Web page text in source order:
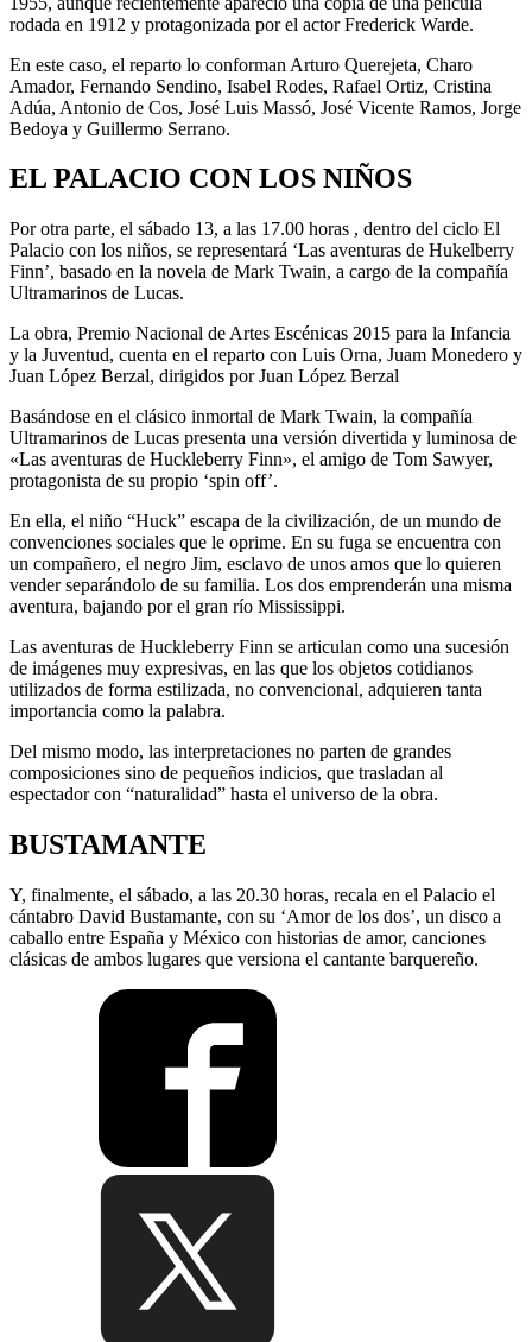
rodada en 1912 y protagonizada por el actor Frederick Warde.
En este caso, el reparto lo conforman Arturo Querejeta, Charo
Amador, Fernando Sendino, Isabel Rodes, Rafael Ortiz, Cristina
Adúa, Antonio de Cos, José Luis Massó, José Vicente Ramos, Jorge
Bedoya y Guillermo Serrano.
EL PALACIO CON LOS NIÑOS
Por otra parte, el sábado 13, a las 17.00 horas , dentro del ciclo El
Palacio con los niños, se representará ‘Las aventuras de Hukelberry
Finn’, basado en la novela de Mark Twain, a cargo de la compañía
Ultramarinos de Lucas.
La obra, Premio Nacional de Artes Escénicas 2015 para la Infancia
y la Juventud, cuenta en el reparto con Luis Orna, Juam Monedero y
Juan López Berzal, dirigidos por Juan López Berzal
Basándose en el clásico inmortal de Mark Twain, la compañía
Ultramarinos de Lucas presenta una versión divertida y luminosa de
«Las aventuras de Huckleberry Finn», el amigo de Tom Sawyer,
protagonista de su propio ‘spin off’.
En ella, el niño “Huck” escapa de la civilización, de un mundo de
convenciones sociales que le oprime. En su fuga se encuentra con
un compañero, el negro Jim, esclavo de unos amos que lo quieren
vender separándolo de su familia. Los dos emprenderán una misma
aventura, bajando por el gran río Mississippi.
Las aventuras de Huckleberry Finn se articulan como una sucesión
de imágenes muy expresivas, en las que los objetos cotidianos
utilizados de forma estilizada, no convencional, adquieren tanta
importancia como la palabra.
Del mismo modo, las interpretaciones no parten de grandes
composiciones sino de pequeños indicios, que trasladan al
espectador con “naturalidad” hasta el universo de la obra.
BUSTAMANTE
Y, finalmente, el sábado, a las 20.30 horas, recala en el Palacio el
cántabro David Bustamante, con su ‘Amor de los dos’, un disco a
caballo entre España y México con historias de amor, canciones
clásicas de ambos lugares que versiona el cantante barquereño.